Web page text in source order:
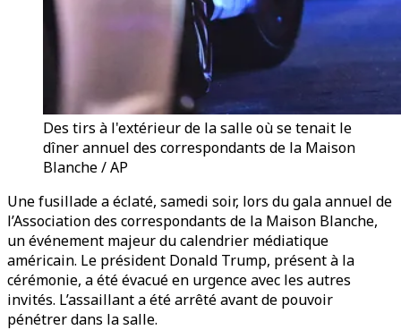
Des tirs à l'extérieur de la salle où se tenait le
dîner annuel des correspondants de la Maison
Blanche / AP
Une fusillade a éclaté, samedi soir, lors du gala annuel de
l’Association des correspondants de la Maison Blanche,
un événement majeur du calendrier médiatique
américain. Le président Donald Trump, présent à la
cérémonie, a été évacué en urgence avec les autres
invités. L’assaillant a été arrêté avant de pouvoir
pénétrer dans la salle.